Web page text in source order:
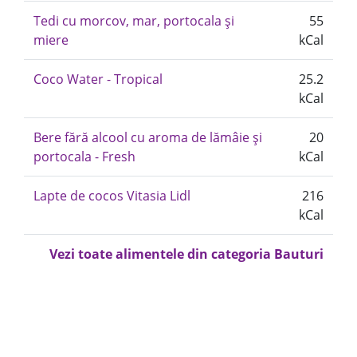
Tedi cu morcov, mar, portocala și
miere
55
kCal
Coco Water - Tropical
25.2
kCal
Bere fără alcool cu aroma de lămâie și
portocala - Fresh
20
kCal
Lapte de cocos Vitasia Lidl
216
kCal
Vezi toate alimentele din categoria Bauturi